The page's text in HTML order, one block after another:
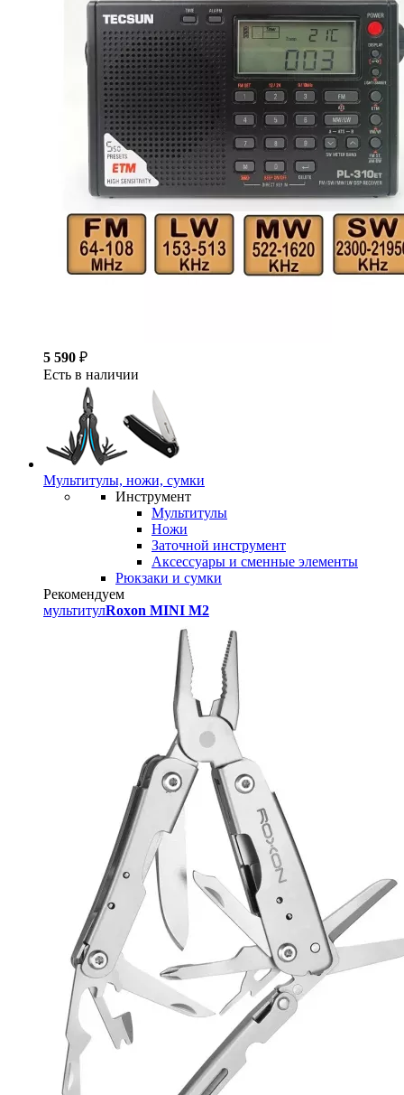
5 590 ₽
Есть в наличии
Мультитулы, ножи, сумки
Инструмент
Мультитулы
Ножи
Заточной инструмент
Аксессуары и сменные элементы
Рюкзаки и сумки
Рекомендуем
мультитулRoxon MINI M2